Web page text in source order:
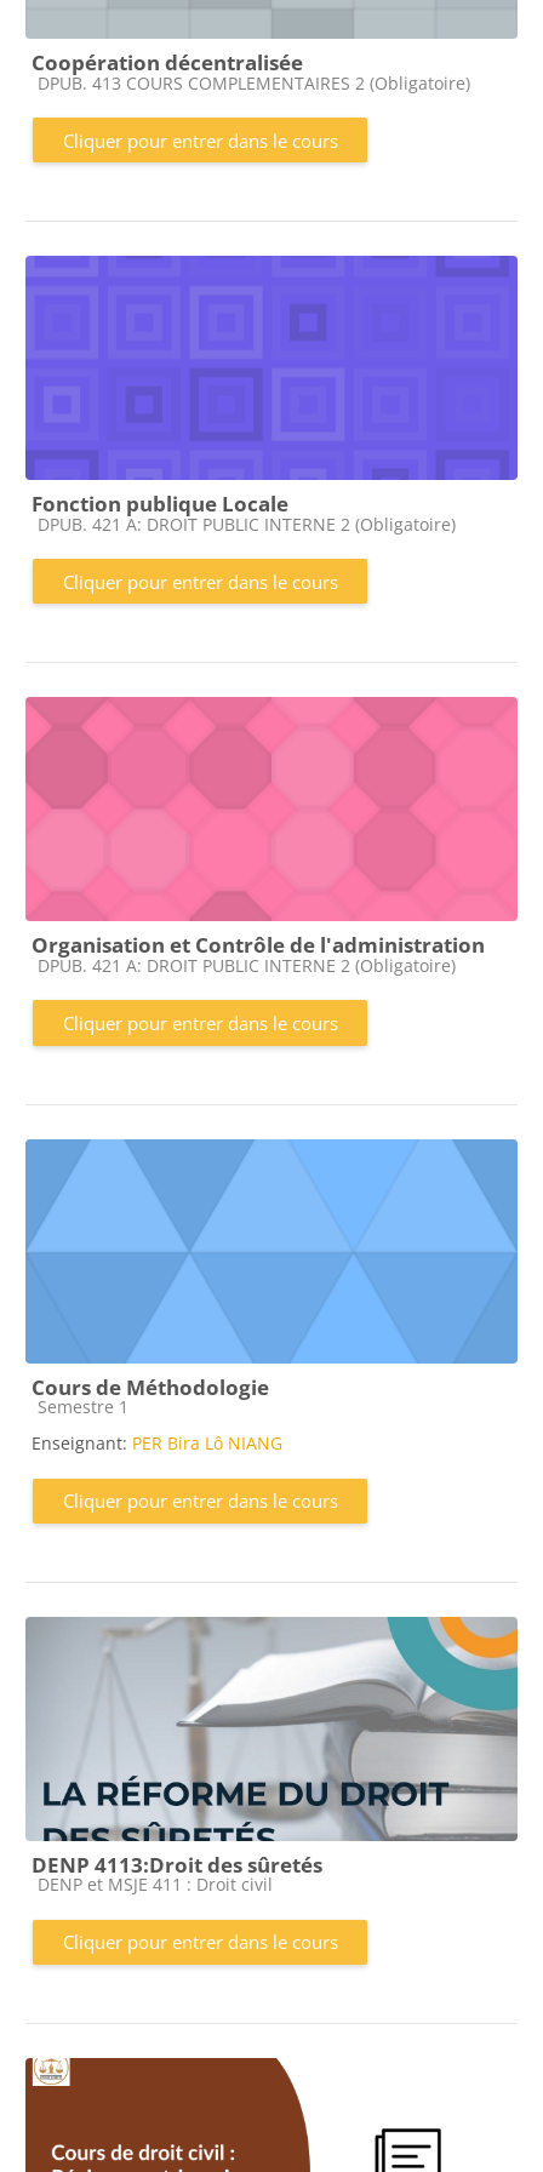
Coopération décentralisée
Catégorie de cours
DPUB. 413 COURS COMPLEMENTAIRES 2 (Obligatoire)
Cliquer pour entrer dans le cours
Fonction publique Locale
Catégorie de cours
DPUB. 421 A: DROIT PUBLIC INTERNE 2 (Obligatoire)
Cliquer pour entrer dans le cours
Organisation et Contrôle de l'administration
Catégorie de cours
DPUB. 421 A: DROIT PUBLIC INTERNE 2 (Obligatoire)
Cliquer pour entrer dans le cours
Cours de Méthodologie
Catégorie de cours
Semestre 1
Enseignant: PER Bira Lô NIANG
Cliquer pour entrer dans le cours
DENP 4113:Droit des sûretés
Catégorie de cours
DENP et MSJE 411 : Droit civil
Cliquer pour entrer dans le cours